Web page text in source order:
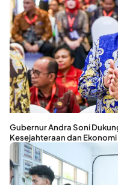
Gubernur Andra Soni
Kesejahteraan dan Ekonomi